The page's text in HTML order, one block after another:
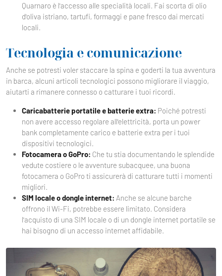
Quarnaro è l'accesso alle specialità locali. Fai scorta di olio
d'oliva istriano, tartufi, formaggi e pane fresco dai mercati
locali.
Tecnologia e comunicazione
Anche se potresti voler staccare la spina e goderti la tua avventura
in barca, alcuni articoli tecnologici possono migliorare il viaggio,
aiutarti a rimanere connesso o catturare i tuoi ricordi.
Caricabatterie portatile e batterie extra: Poiché potresti
non avere accesso regolare all'elettricità, porta un power
bank completamente carico e batterie extra per i tuoi
dispositivi tecnologici.
Fotocamera o GoPro: Che tu stia documentando le splendide
vedute costiere o le avventure subacquee, una buona
fotocamera o GoPro ti assicurerà di catturare tutti i momenti
migliori.
SIM locale o dongle internet: Anche se alcune barche
offrono il Wi-Fi, potrebbe essere limitato. Considera
l'acquisto di una SIM locale o di un dongle internet portatile se
hai bisogno di un accesso internet affidabile.